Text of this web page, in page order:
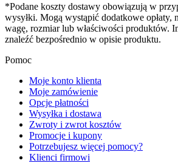
*Podane koszty dostawy obowiązują w
wysyłki. Mogą wystąpić dodatkowe opłaty,
wagę, rozmiar lub właściwości produktów.
znaleźć bezpośrednio w opisie produktu.
Pomoc
Moje konto klienta
Moje zamówienie
Opcje płatności
Wysyłka i dostawa
Zwroty i zwrot kosztów
Promocje i kupony
Potrzebujesz więcej pomocy?
Klienci firmowi